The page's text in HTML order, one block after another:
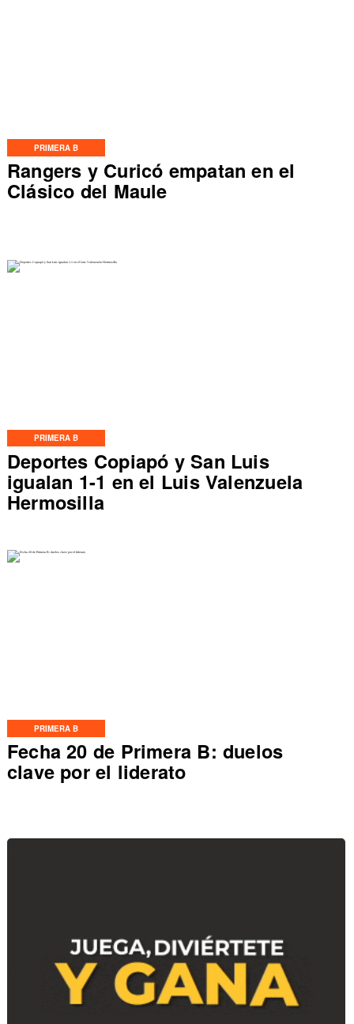
PRIMERA B
Rangers y Curicó empatan en el
Clásico del Maule
PRIMERA B
Deportes Copiapó y San Luis
igualan 1-1 en el Luis Valenzuela
Hermosilla
PRIMERA B
Fecha 20 de Primera B: duelos
clave por el liderato